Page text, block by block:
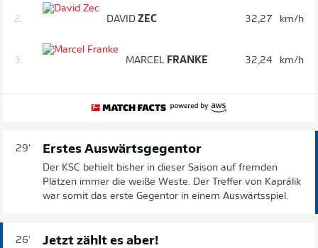
2. DAVID ZEC 32,27 km/h
3. MARCEL FRANKE 32,24 km/h
29' Erstes Auswärtsgegentor
Der KSC behielt bisher in dieser Saison auf fremden
Plätzen immer die weiße Weste. Der Treffer von Kaprálik
war somit das erste Gegentor in einem Auswärtsspiel.
26' Jetzt zählt es aber!